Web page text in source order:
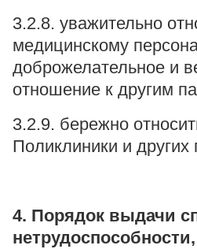
3.2.8. уважительно
медицинскому
доброжелательное и
отношение к другим
3.2.9. бережно
Поликлиники и других
4. Порядок выдачи